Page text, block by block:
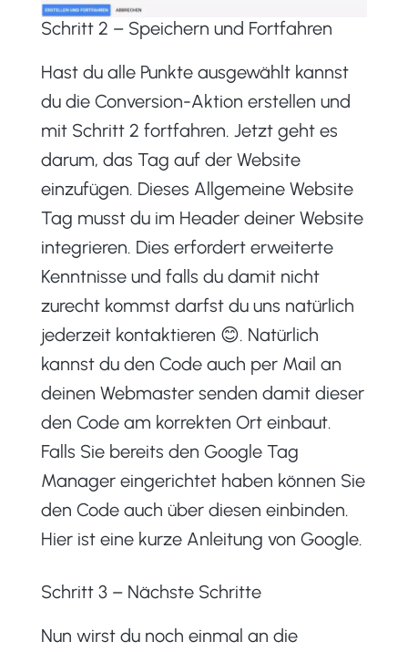
Schritt 2 – Speichern und Fortfahren
Hast du alle Punkte ausgewählt kannst
du die Conversion-Aktion erstellen und
mit Schritt 2 fortfahren. Jetzt geht es
darum, das Tag auf der Website
einzufügen. Dieses Allgemeine Website
Tag musst du im Header deiner Website
integrieren. Dies erfordert erweiterte
Kenntnisse und falls du damit nicht
zurecht kommst darfst du uns natürlich
jederzeit kontaktieren 😊. Natürlich
kannst du den Code auch per Mail an
deinen Webmaster senden damit dieser
den Code am korrekten Ort einbaut.
Falls Sie bereits den Google Tag
Manager eingerichtet haben können Sie
den Code auch über diesen einbinden.
Hier ist eine kurze Anleitung von Google.
Schritt 3 – Nächste Schritte
Nun wirst du noch einmal an die